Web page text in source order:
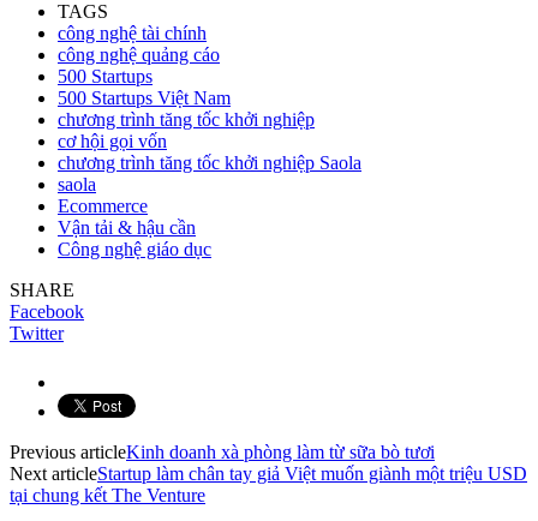
TAGS
công nghệ tài chính
công nghệ quảng cáo
500 Startups
500 Startups Việt Nam
chương trình tăng tốc khởi nghiệp
cơ hội gọi vốn
chương trình tăng tốc khởi nghiệp Saola
saola
Ecommerce
Vận tải & hậu cần
Công nghệ giáo dục
SHARE
Facebook
Twitter
Previous articleKinh doanh xà phòng làm từ sữa bò tươi
Next articleStartup làm chân tay giả Việt muốn giành một triệu USD
tại chung kết The Venture